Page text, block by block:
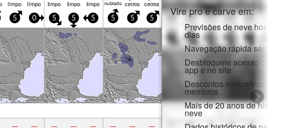
limpo limpo limpo limpo limpo nublado ceiros ceiros
5 0 5 5 5 5 5 5
— — — — — — — —
Vire pro e carve em:
Previsões de neve horárias e
dias
Navegação rápida sem
Desbloqueie acesso
app e no site
Descontos exclusivos para
membros
Mais de 20 anos de histórico
neve